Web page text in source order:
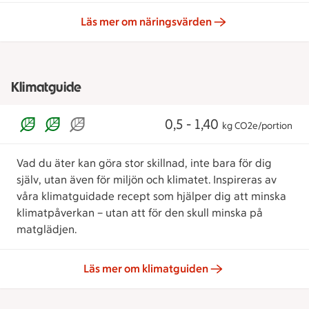
Läs mer om näringsvärden
Klimatguide
0,5 - 1,40 kg CO2e/portion
Vad du äter kan göra stor skillnad, inte bara för dig
själv, utan även för miljön och klimatet. Inspireras av
våra klimatguidade recept som hjälper dig att minska
klimatpåverkan – utan att för den skull minska på
matglädjen.
Läs mer om klimatguiden